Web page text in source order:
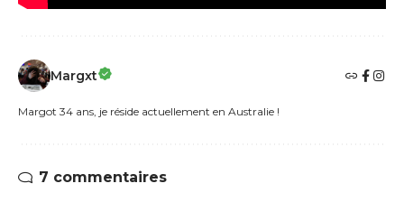
Margxt
Margot 34 ans, je réside actuellement en Australie !
7 commentaires